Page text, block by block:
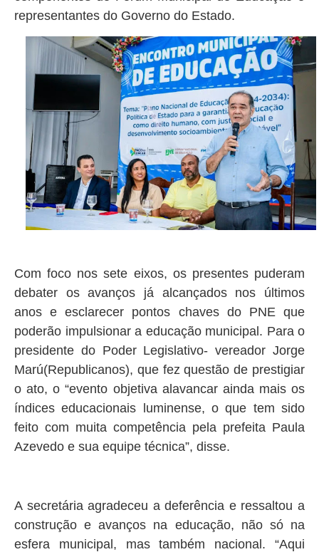
representantes do Governo do Estado.
Com foco nos sete eixos, os presentes puderam
debater os avanços já alcançados nos últimos
anos e esclarecer pontos chaves do PNE que
poderão impulsionar a educação municipal. Para o
presidente do Poder Legislativo- vereador Jorge
Marú(Republicanos), que fez questão de prestigiar
o ato, o “evento objetiva alavancar ainda mais os
índices educacionais luminense, o que tem sido
feito com muita competência pela prefeita Paula
Azevedo e sua equipe técnica”, disse.
A secretária agradeceu a deferência e ressaltou a
construção e avanços na educação, não só na
esfera municipal, mas também nacional. “Aqui